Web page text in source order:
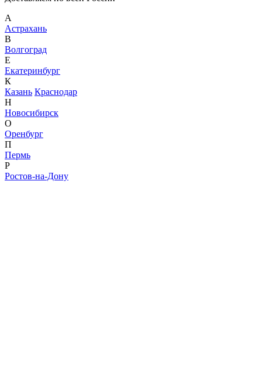
А
Астрахань
В
Волгоград
Е
Екатеринбург
К
Казань Краснодар
Н
Новосибирск
О
Оренбург
П
Пермь
Р
Ростов-на-Дону